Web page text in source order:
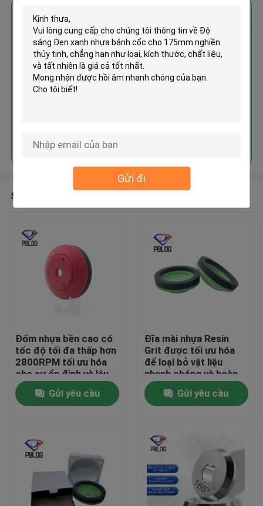
Gửi đi
Về chúng tôi
Độ sáng Đen xanh nhựa bánh
cốc cho 175mm nghiền thủy tinh
MOQ： 1pc
Tiếp tục
Sản phẩm khuyến cáo
Đốm nhựa bền cao có
tốc độ tối đa thấp hơn
2800RPM tối ưu hóa
cho sự ổn định và lâu
dài
Gửi yêu cầu
Đĩa mài nhựa Resin
Grit được tối ưu hóa
để loại bỏ vật liệu
nhanh chóng và hoàn
thiện bề mặt nhẵn
trong chế tạo kim loại
Gửi yêu cầu